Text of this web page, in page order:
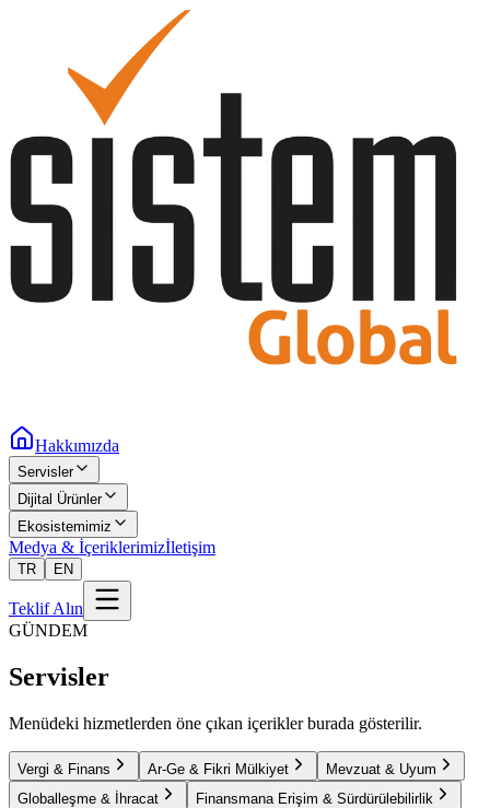
Hakkımızda
Servisler
Dijital Ürünler
Ekosistemimiz
Medya & İçeriklerimizİletişim
TR EN
Teklif Alın
GÜNDEM
Servisler
Menüdeki hizmetlerden öne çıkan içerikler burada gösterilir.
Vergi & Finans Ar-Ge & Fikri Mülkiyet
Mevzuat & Uyum
Globalleşme & İhracat
Finansmana Erişim & Sürdürülebilirlik